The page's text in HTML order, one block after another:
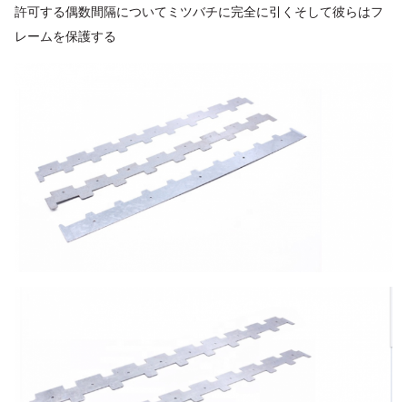
許可する偶数間隔について ミツバチに完全に引く そして彼らはフ
レームを保護する